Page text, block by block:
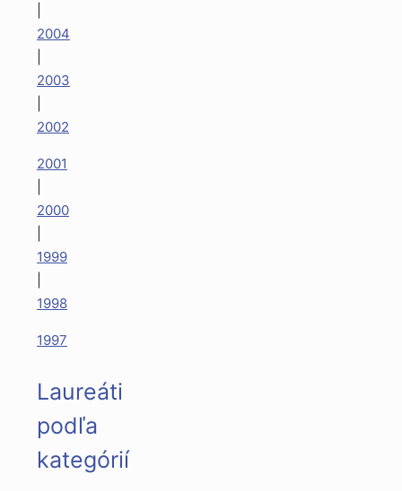
2004
2003
2002
2001
2000
1999
1998
1997
Laureáti
podľa
kategórií